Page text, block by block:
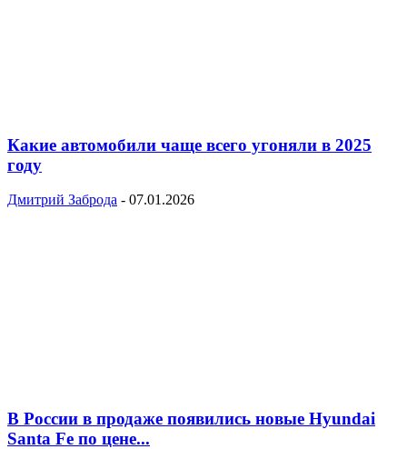
Какие автомобили чаще всего угоняли в 2025
году
Дмитрий Заброда - 07.01.2026
В России в продаже появились новые Hyundai
Santa Fe по цене...